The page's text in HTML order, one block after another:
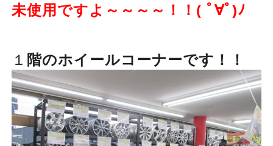
未使用ですよ～～～～！！( ﾟ∀ﾟ)ﾉ
１ 階のホイールコーナーです！！